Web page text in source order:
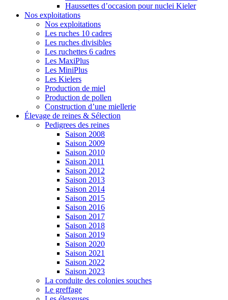
Haussettes d’occasion pour nuclei Kieler
Nos exploitations
Nos exploitations
Les ruches 10 cadres
Les ruches divisibles
Les ruchettes 6 cadres
Les MaxiPlus
Les MiniPlus
Les Kielers
Production de miel
Production de pollen
Construction d’une miellerie
Élevage de reines & Sélection
Pedigrees des reines
Saison 2008
Saison 2009
Saison 2010
Saison 2011
Saison 2012
Saison 2013
Saison 2014
Saison 2015
Saison 2016
Saison 2017
Saison 2018
Saison 2019
Saison 2020
Saison 2021
Saison 2022
Saison 2023
La conduite des colonies souches
Le greffage